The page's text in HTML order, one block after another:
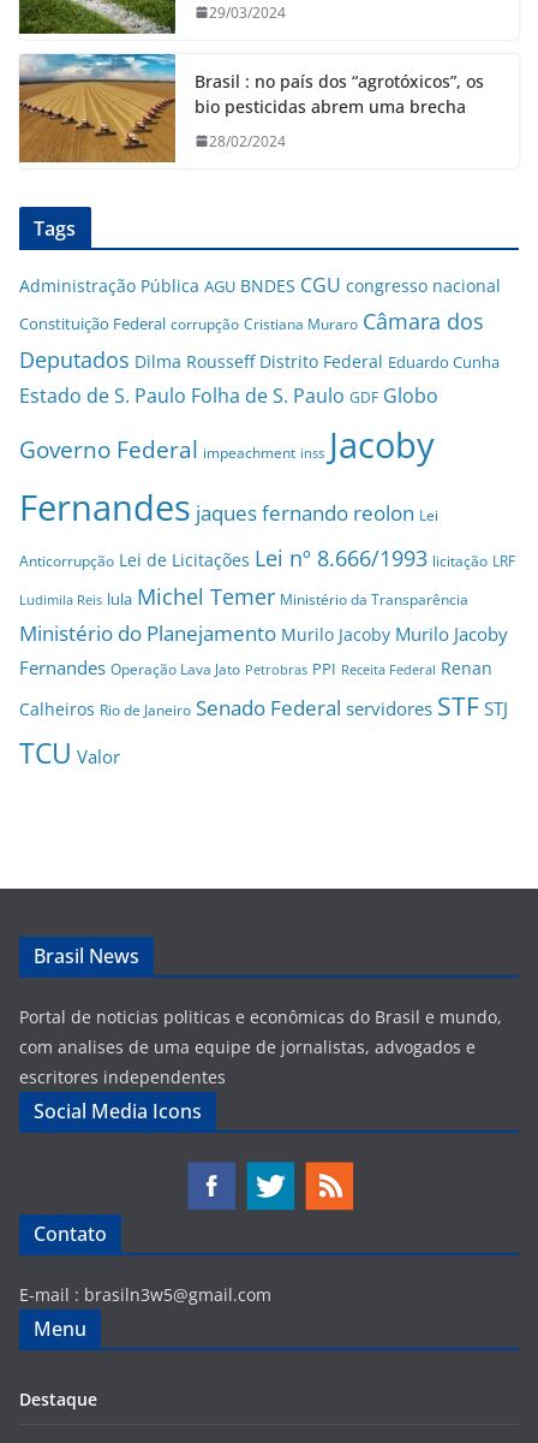
29/03/2024
Brasil : no país dos “agrotóxicos”, os
bio pesticidas abrem uma brecha
28/02/2024
Tags
Administração Pública AGU BNDES CGU congresso nacional
Constituição Federal corrupção Cristiana Muraro Câmara dos
Deputados Dilma Rousseff Distrito Federal Eduardo Cunha
Estado de S. Paulo Folha de S. Paulo GDF Globo
Governo Federal impeachment inss Jacoby
Fernandes jaques fernando reolon Lei
Anticorrupção Lei de Licitações Lei nº 8.666/1993 licitação LRF
Ludimila Reis lula Michel Temer Ministério da Transparência
Ministério do Planejamento Murilo Jacoby Murilo Jacoby
Fernandes Operação Lava Jato Petrobras PPI Receita Federal Renan
Calheiros Rio de Janeiro Senado Federal servidores STF STJ
TCU Valor
Brasil News
Portal de noticias politicas e econômicas do Brasil e mundo,
com analises de uma equipe de jornalistas, advogados e
escritores independentes
Social Media Icons
Contato
E-mail : brasiln3w5@gmail.com
Menu
Destaque